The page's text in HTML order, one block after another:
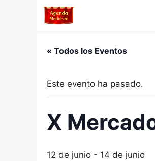
« Todos los Eventos
Este evento ha pasado.
X
12 de junio - 14 de junio